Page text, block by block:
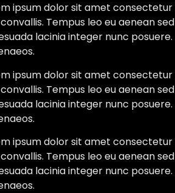
ipsum dolor sit amet
Tempus leo eu aenean
lacinia integer nunc
ipsum dolor sit amet
Tempus leo eu aenean
lacinia integer nunc
ipsum dolor sit amet
Tempus leo eu aenean
lacinia integer nunc